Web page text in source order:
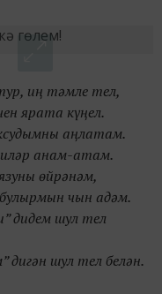
иң тәмле тел,
ярата күңел.
аңлатам.
анам-атам.
өйрәнәм,
чын адәм.
дидем шул тел
дигән шул тел белән.